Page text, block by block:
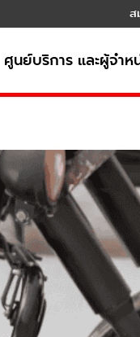
ส
ศูนย์บริการ และผู้จำห